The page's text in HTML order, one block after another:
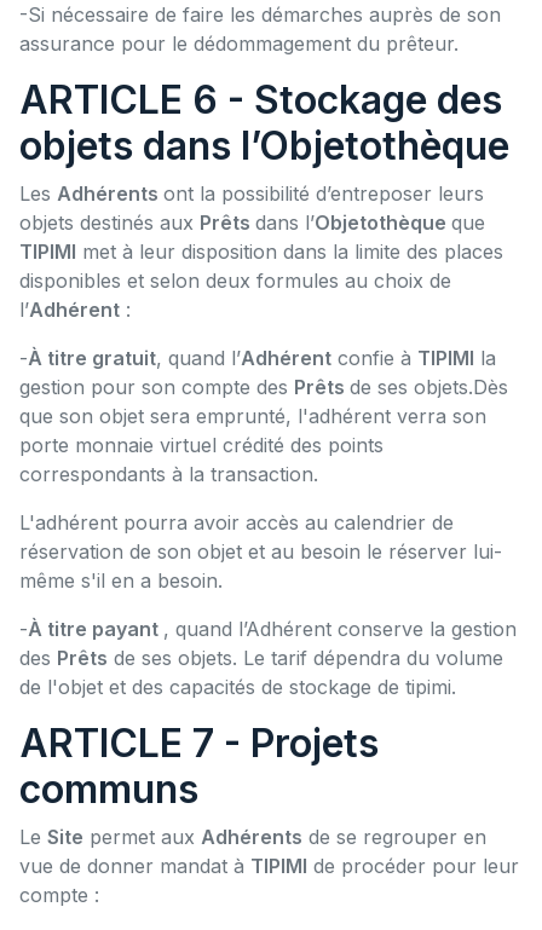
-Si nécessaire de faire les démarches auprès de son
assurance pour le dédommagement du prêteur.
ARTICLE 6 - Stockage des
objets dans l’Objetothèque
Les Adhérents ont la possibilité d’entreposer leurs
objets destinés aux Prêts dans l’Objetothèque que
TIPIMI met à leur disposition dans la limite des places
disponibles et selon deux formules au choix de
l’Adhérent :
-À titre gratuit, quand l’Adhérent confie à TIPIMI la
gestion pour son compte des Prêts de ses objets.Dès
que son objet sera emprunté, l'adhérent verra son
porte monnaie virtuel crédité des points
correspondants à la transaction.
L'adhérent pourra avoir accès au calendrier de
réservation de son objet et au besoin le réserver lui-
même s'il en a besoin.
-À titre payant , quand l’Adhérent conserve la gestion
des Prêts de ses objets. Le tarif dépendra du volume
de l'objet et des capacités de stockage de tipimi.
ARTICLE 7 - Projets
communs
Le Site permet aux Adhérents de se regrouper en
vue de donner mandat à TIPIMI de procéder pour leur
compte :